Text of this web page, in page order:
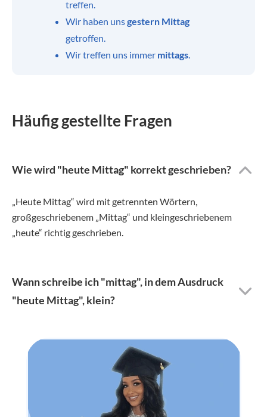
treffen.
Wir haben unsgestern Mittag
getroffen.
Wir treffen uns immer mittags.
Häufig gestellte Fragen
Wie wird "heute Mittag" korrekt geschrieben?
„Heute Mittag“ wird mit getrennten Wörtern,
großgeschriebenem „Mittag“ und kleingeschriebenem
„heute“ richtig geschrieben.
Wann schreibe ich "mittag", in dem Ausdruck
"heute Mittag", klein?